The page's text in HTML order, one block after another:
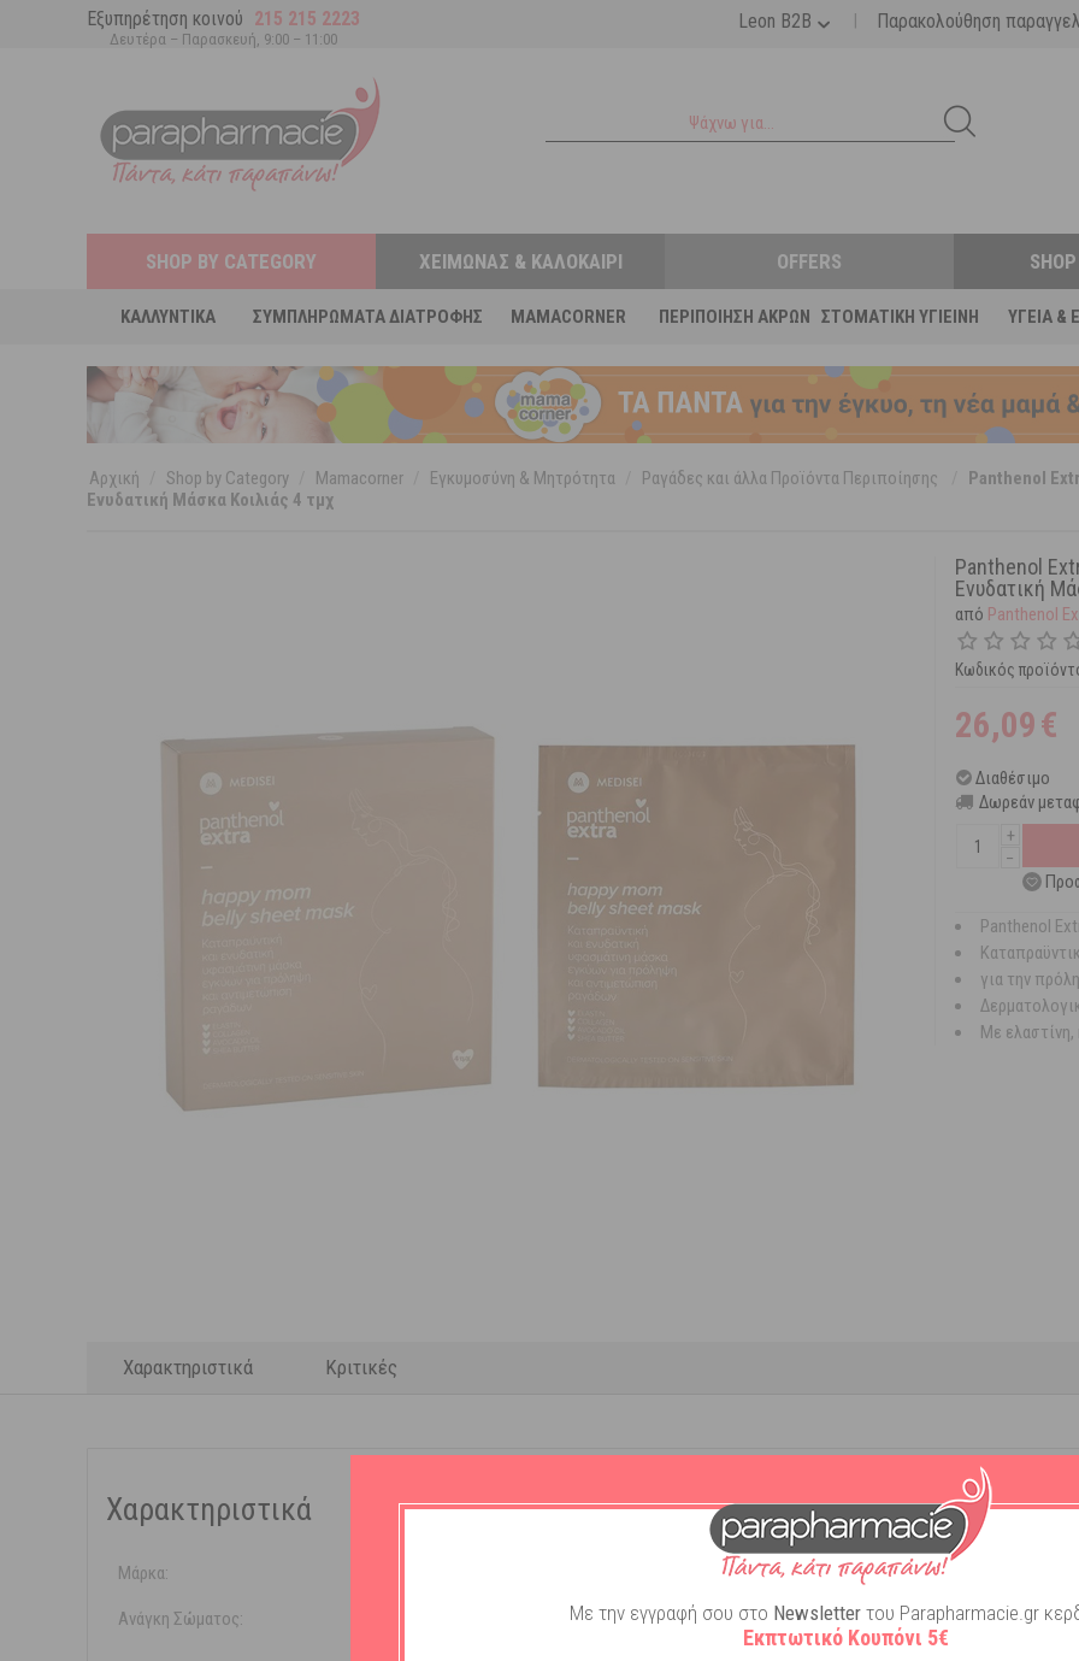
Εξυπηρέτηση κοινού 215 215 2223
Δευτέρα – Παρασκευή, 9:00 – 11:00
Leon B2B | Παρακολούθηση
SHOP BY CATEGORY
ΚΑΛΛΥΝΤΙΚΆ ΣΥΜΠΛΗΡΏΜΑΤΑ ΔΙΑΤΡΟΦΉΣ MAMACORNER ΠΕΡΙΠΟΊΗΣΗ ΆΚΡΩΝ ΣΤΟΜΑΤΙΚΉ ΥΓΙΕΙΝΉ ΥΓΕΊΑ &
ΧΕΙΜΏΝΑΣ & ΚΑΛΟΚΑΊΡΙ OFFERS
Αρχική Shop by Category Mamacorner Εγκυμοσύνη & Μητρότητα Ραγάδες και άλλα Προϊόντα Περιποίησης
Panthenol
Ενυδατική Μάσκα Κοιλιάς 4 τμχ
Panthenol
Ενυδατική
από Panthenol
Κωδικός
26,09€
Διαθέσιμο
Δωρεάν
+
−
Panthenol
για την
Με ελαστίνη,
Χαρακτηριστικά Κριτικές
Χαρακτηριστικά
Μάρκα:
Ανάγκη Σώματος: Με την εγγραφή σου στο Newsletter του Parapharmacie.gr
Εκπτωτικό Κουπόνι 5€